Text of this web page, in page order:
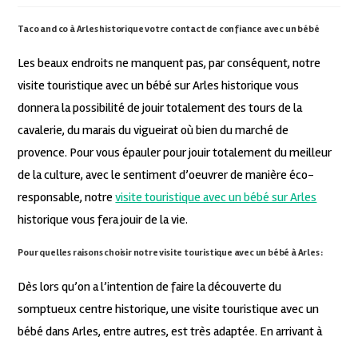
Taco and co à Arles historique votre contact de confiance avec un bébé
Les beaux endroits ne manquent pas, par conséquent, notre
visite touristique avec un bébé sur Arles historique vous
donnera la possibilité de jouir totalement des tours de la
cavalerie, du marais du vigueirat où bien du marché de
provence. Pour vous épauler pour jouir totalement du meilleur
de la culture, avec le sentiment d’oeuvrer de manière éco-
responsable, notrevisite touristique avec un bébé sur Arles
historique vous fera jouir de la vie.
Pour quelles raisons choisir notre visite touristique avec un bébé à Arles :
Dès lors qu’on a l’intention de faire la découverte du
somptueux centre historique, une visite touristique avec un
bébé dans Arles, entre autres, est très adaptée. En arrivant à